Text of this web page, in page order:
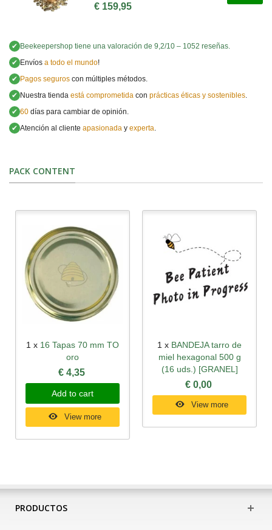
€ 159,95
✔ Beekeepershop tiene una valoración de 9,2/10 – 1052 reseñas.
✔ Envíos a todo el mundo!
✔ Pagos seguros con múltiples métodos.
✔ Nuestra tienda está comprometida con prácticas éticas y sostenibles.
✔ 60 días para cambiar de opinión.
✔ Atención al cliente apasionada y experta.
PACK CONTENT
1 x 16 Tapas 70 mm TO
oro
€ 4,35
Add to cart
View more
1 x BANDEJA tarro de
miel hexagonal 500 g
(16 uds.) [GRANEL]
€ 0,00
View more
PRODUCTOS